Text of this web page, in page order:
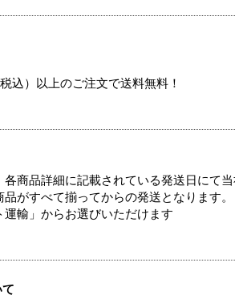
込）以上のご注文で送料無料！
商品詳細に記載されている発送日にて当
がすべて揃ってからの発送となります。
輸」からお選びいただけます